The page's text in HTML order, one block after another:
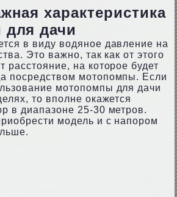
характеристика
дачи
в виду водяное давление на
Это важно, так как от этого
расстояние, на которое будет
посредством мотопомпы. Если
мотопомпы для дачи
то вполне окажется
в диапазоне 25-30 метров.
модель и с напором